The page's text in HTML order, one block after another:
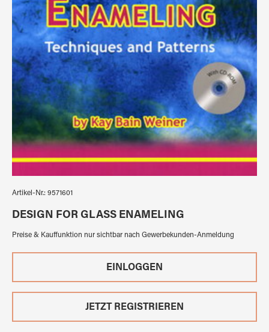
Artikel-Nr.: 9571601
DESIGN FOR GLASS ENAMELING
Preise & Kauffunktion nur sichtbar nach Gewerbekunden-Anmeldung
EINLOGGEN
JETZT REGISTRIEREN